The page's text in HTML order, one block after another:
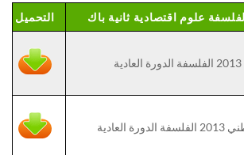
علوم اقتصادية ثانية باك التحميل